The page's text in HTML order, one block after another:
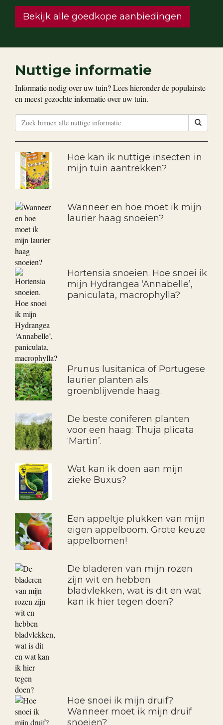
Bekijk alle goedkope aanbiedingen
Nuttige informatie
Informatie nodig over uw tuin? Lees hieronder de populairste
en meest gezochte informatie over uw tuin.
Hoe kan ik nuttige insecten in
mijn tuin aantrekken?
Wanneer en hoe moet ik mijn
laurier haag snoeien?
Hortensia snoeien. Hoe snoei ik
mijn Hydrangea ‘Annabelle’,
paniculata, macrophylla?
Prunus lusitanica of Portugese
laurier planten als
groenblijvende haag.
De beste coniferen planten
voor een haag: Thuja plicata
‘Martin’.
Wat kan ik doen aan mijn
zieke Buxus?
Een appeltje plukken van mijn
eigen appelboom. Grote keuze
appelbomen!
De bladeren van mijn rozen
zijn wit en hebben
bladvlekken, wat is dit en wat
kan ik hier tegen doen?
Hoe snoei ik mijn druif?
Wanneer moet ik mijn druif
snoeien?